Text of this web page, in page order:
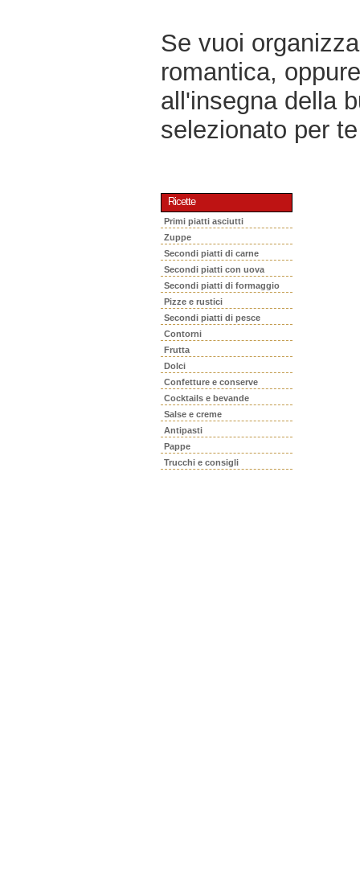
Se vuoi
romantica,
all'insegna della
selezionato per
Ricette
Primi piatti asciutti
Zuppe
Secondi piatti di carne
Secondi piatti con uova
Secondi piatti di formaggio
Pizze e rustici
Secondi piatti di pesce
Contorni
Frutta
Dolci
Confetture e conserve
Cocktails e bevande
Salse e creme
Antipasti
Pappe
Trucchi e consigli